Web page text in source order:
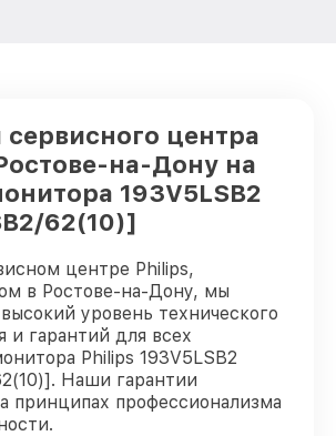
сервисного центра
на-Дону на
193V5LSB2
62(10)]
центре Philips,
в Ростове-на-Дону, мы
уровень технического
и гарантий для всех
Philips 193V5LSB2
Наши гарантии
принципах профессионализма